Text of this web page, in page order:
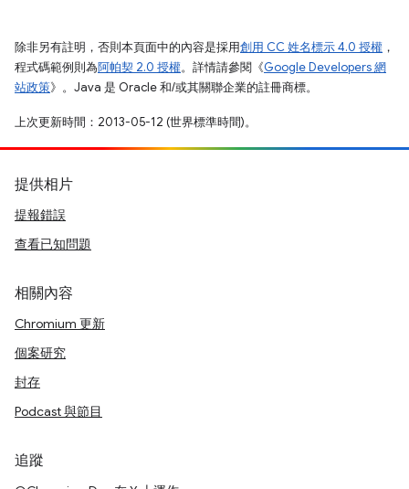
除非另有註明，否則本頁面中的內容是採用創用 CC 姓名標示 4.0 授權 ，
程式碼範例則為阿帕契 2.0 授權。詳情請參閱《Google Developers 網
站政策》。Java 是 Oracle 和/或其關聯企業的註冊商標。
上次更新時間：2013-05-12 (世界標準時間)。
提供相片
提報錯誤
查看已知問題
相關內容
Chromium 更新
個案研究
封存
Podcast 與節目
追蹤